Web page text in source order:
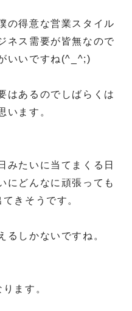
の得意な営業スタイル
ネス需要が皆無なので
いいですね(^_^;)
はあるのでしばらくは
います。
みたいに当てまくる日
にどんなに頑張っても
きそうです。
るしかないですね。
ます。